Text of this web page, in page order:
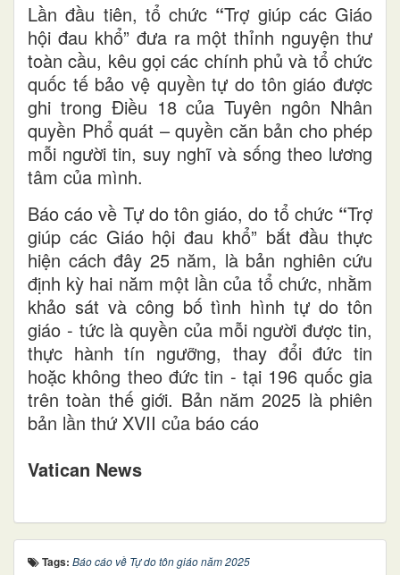
Lần đầu tiên, tổ chức “Trợ giúp các Giáo
hội đau khổ” đưa ra một thỉnh nguyện thư
toàn cầu, kêu gọi các chính phủ và tổ chức
quốc tế bảo vệ quyền tự do tôn giáo được
ghi trong Điều 18 của Tuyên ngôn Nhân
quyền Phổ quát – quyền căn bản cho phép
mỗi người tin, suy nghĩ và sống theo lương
tâm của mình.
Báo cáo về Tự do tôn giáo, do tổ chức “Trợ
giúp các Giáo hội đau khổ” bắt đầu thực
hiện cách đây 25 năm, là bản nghiên cứu
định kỳ hai năm một lần của tổ chức, nhằm
khảo sát và công bố tình hình tự do tôn
giáo - tức là quyền của mỗi người được tin,
thực hành tín ngưỡng, thay đổi đức tin
hoặc không theo đức tin - tại 196 quốc gia
trên toàn thế giới. Bản năm 2025 là phiên
bản lần thứ XVII của báo cáo
Vatican News
Tags: Báo cáo về Tự do tôn giáo năm 2025